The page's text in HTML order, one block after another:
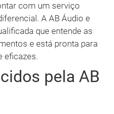
com um serviço
A AB Áudio e
que entende as
e está pronta para
eficazes.
pela AB